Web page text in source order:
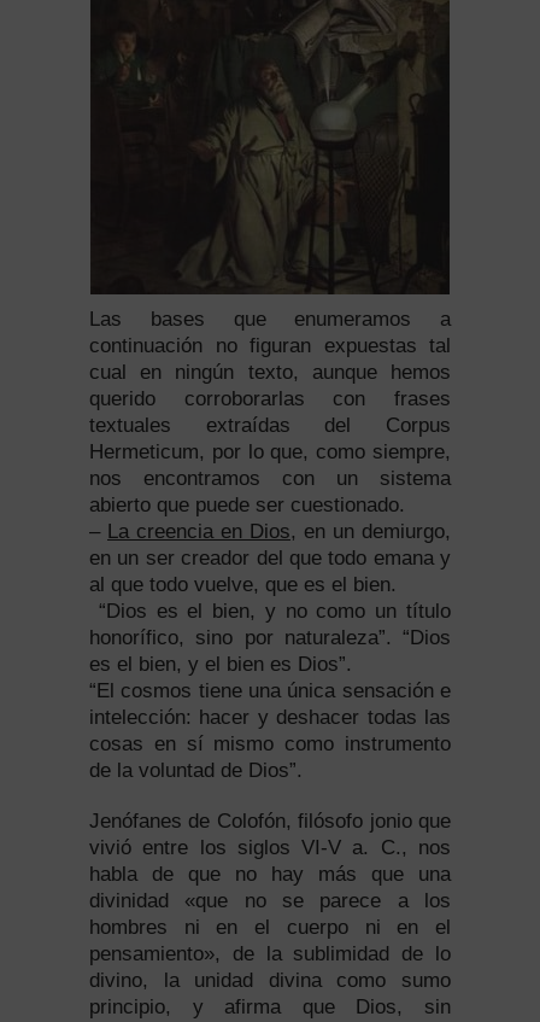
Las bases que enumeramos a
continuación no figuran expuestas tal
cual en ningún texto, aunque hemos
querido corroborarlas con frases
textuales extraídas del Corpus
Hermeticum, por lo que, como siempre,
nos encontramos con un sistema
abierto que puede ser cuestionado.
– La creencia en Dios, en un demiurgo,
en un ser creador del que todo emana y
al que todo vuelve, que es el bien.
“Dios es el bien, y no como un título
honorífico, sino por naturaleza”. “Dios
es el bien, y el bien es Dios”.
“El cosmos tiene una única sensación e
intelección: hacer y deshacer todas las
cosas en sí mismo como instrumento
de la voluntad de Dios”.
Jenófanes de Colofón, filósofo jonio que
vivió entre los siglos VI-V a. C., nos
habla de que no hay más que una
divinidad «que no se parece a los
hombres ni en el cuerpo ni en el
pensamiento», de la sublimidad de lo
divino, la unidad divina como sumo
principio, y afirma que Dios, sin